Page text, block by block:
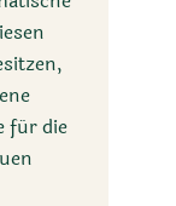
für die